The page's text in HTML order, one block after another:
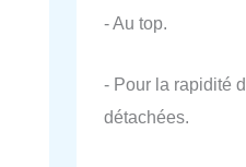
- Au top.
- Pour la rapidité
détachées.